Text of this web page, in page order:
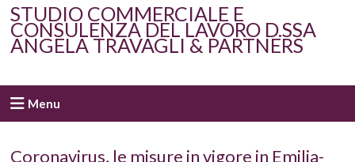
STUDIO COMMERCIALE E
CONSULENZA DEL LAVORO D.SSA
ANGELA TRAVAGLI & PARTNERS
Menu
Coronavirus, le misure in vigore in Emilia-